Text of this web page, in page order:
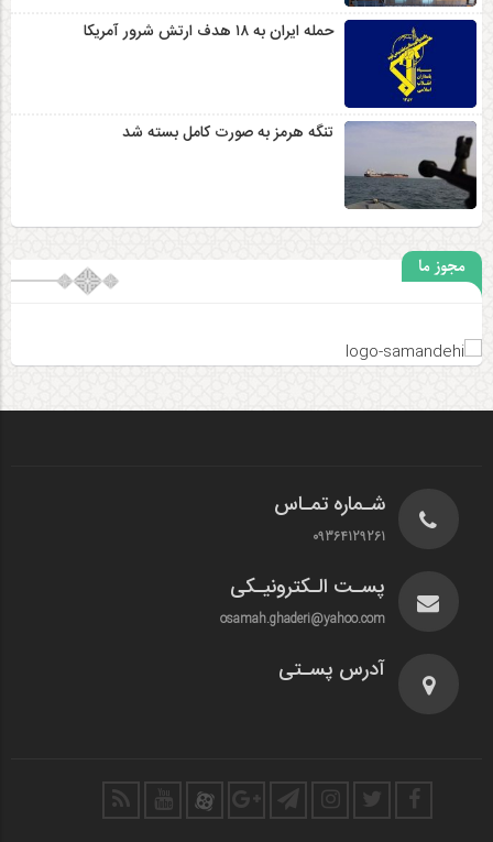
حمله ایران به ۱۸ هدف ارتش شرور آمریکا
تنگه هرمز به صورت کامل بسته شد
مجوز ما
شـماره تمـاس
09364129261
پسـت الـکترونیـکی
osamah.ghaderi@yahoo.com
آدرس پسـتی